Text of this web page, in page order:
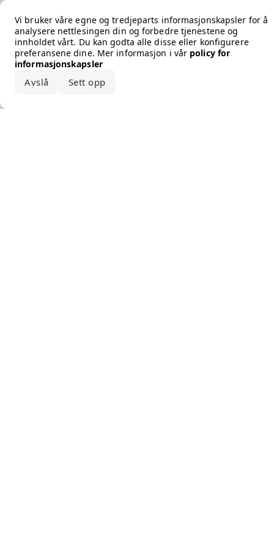
Vi bruker våre egne og tredjeparts informasjonskapsler for å
analysere nettlesingen din og forbedre tjenestene og
innholdet vårt. Du kan godta alle disse eller konfigurere
preferansene dine. Mer informasjon i vår policy for
informasjonskapsler
Avslå Sett opp
Error loading the brand